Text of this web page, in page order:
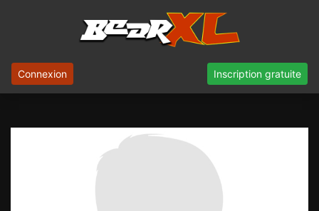
Connexion Inscription gratuite